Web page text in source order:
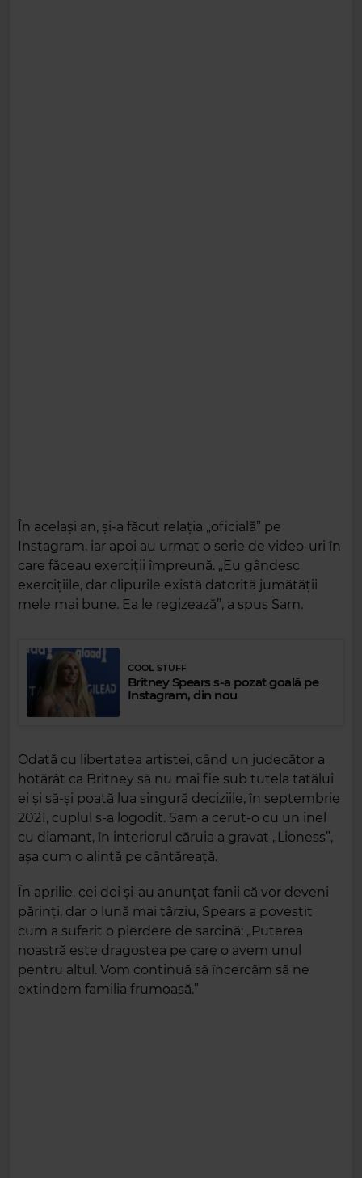
În același an, și-a făcut relația „oficială” pe
Instagram, iar apoi au urmat o serie de video-uri în
care făceau exerciții împreună. „Eu gândesc
exercițiile, dar clipurile există datorită jumătății
mele mai bune. Ea le regizează”, a spus Sam.
COOL STUFF
Britney Spears s-a pozat goală pe
Instagram, din nou
Odată cu libertatea artistei, când un judecător a
hotărât ca Britney să nu mai fie sub tutela tatălui
ei și să-și poată lua singură deciziile, în septembrie
2021, cuplul s-a logodit. Sam a cerut-o cu un inel
cu diamant, în interiorul căruia a gravat „Lioness”,
așa cum o alintă pe cântăreață.
În aprilie, cei doi și-au anunțat fanii că vor deveni
părinți, dar o lună mai târziu, Spears a povestit
cum a suferit o pierdere de sarcină: „Puterea
noastră este dragostea pe care o avem unul
pentru altul. Vom continuă să încercăm să ne
extindem familia frumoasă.”